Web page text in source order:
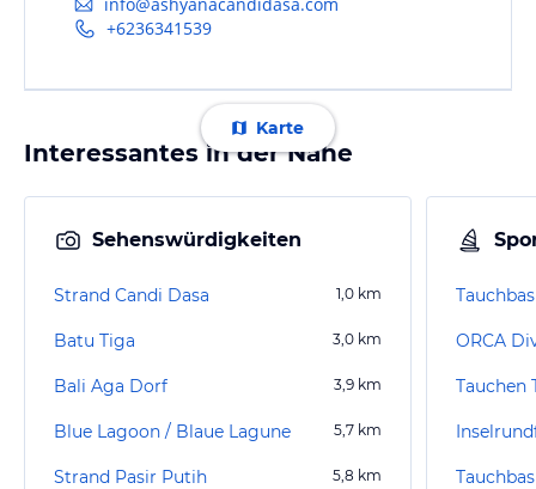
+6236341539
Karte
Interessantes in der Nähe
Sehenswürdigkeiten
Strand Candi Dasa 1,0 km
Batu Tiga 3,0 km
Bali Aga Dorf 3,9 km
Blue Lagoon / Blaue Lagune 5,7 km
Strand Pasir Putih 5,8 km
ORCA
Tauchen